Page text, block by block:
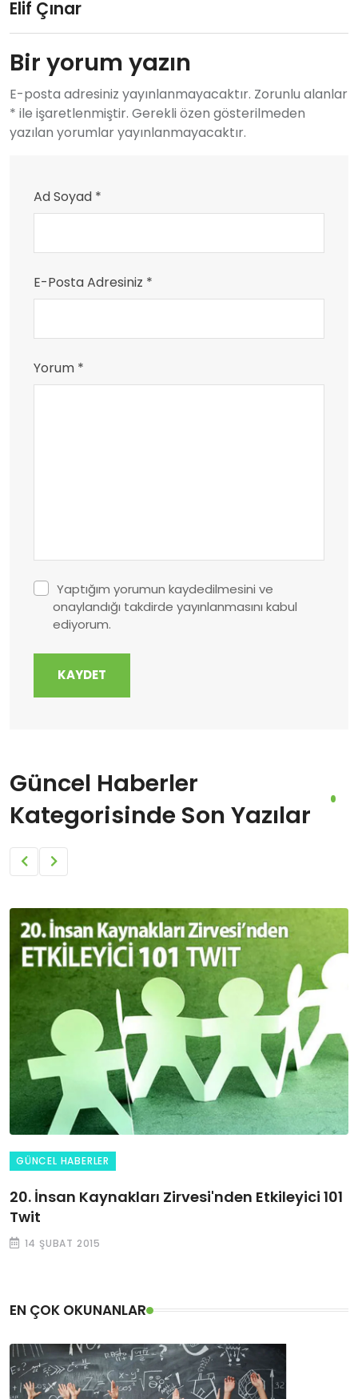
Elif Çınar
Bir yorum yazın
E-posta adresiniz yayınlanmayacaktır. Zorunlu alanlar
* ile işaretlenmiştir. Gerekli özen gösterilmeden
yazılan yorumlar yayınlanmayacaktır.
Ad Soyad *
E-Posta Adresiniz *
Yorum *
Yaptığım yorumun kaydedilmesini ve
onaylandığı takdirde yayınlanmasını kabul
ediyorum.
KAYDET
Güncel Haberler
Kategorisinde Son Yazılar
GÜNCEL HABERLER
20. İnsan Kaynakları Zirvesi'nden Etkileyici 101
Twit
14 ŞUBAT 2015
EN ÇOK OKUNANLAR